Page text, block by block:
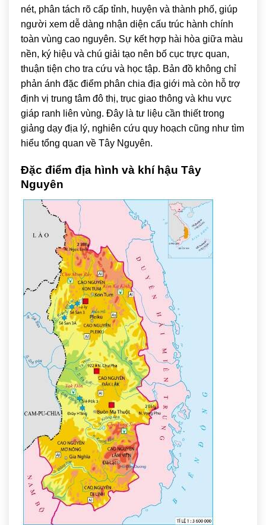
nét, phân tách rõ cấp tỉnh, huyện và thành phố, giúp
người xem dễ dàng nhận diện cấu trúc hành chính
toàn vùng cao nguyên. Sự kết hợp hài hòa giữa màu
nền, ký hiệu và chú giải tạo nên bố cục trực quan,
thuận tiện cho tra cứu và học tập. Bản đồ không chỉ
phản ánh đặc điểm phân chia địa giới mà còn hỗ trợ
định vị trung tâm đô thị, trục giao thông và khu vực
giáp ranh liên vùng. Đây là tư liệu cần thiết trong
giảng dạy địa lý, nghiên cứu quy hoạch cũng như tìm
hiểu tổng quan về Tây Nguyên.
Đặc điểm địa hình và khí hậu Tây
Nguyên